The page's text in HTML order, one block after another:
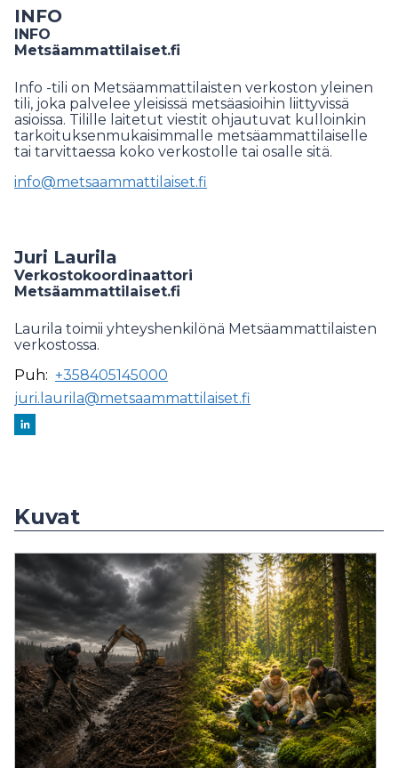
INFO
INFO
Metsäammattilaiset.fi
Info -tili on Metsäammattilaisten verkoston yleinen
tili, joka palvelee yleisissä metsäasioihin liittyvissä
asioissa. Tilille laitetut viestit ohjautuvat kulloinkin
tarkoituksenmukaisimmalle metsäammattilaiselle
tai tarvittaessa koko verkostolle tai osalle sitä.
info@metsaammattilaiset.fi
Juri Laurila
Verkostokoordinaattori
Metsäammattilaiset.fi
Laurila toimii yhteyshenkilönä Metsäammattilaisten
verkostossa.
Puh: +358405145000
juri.laurila@metsaammattilaiset.fi
Kuvat